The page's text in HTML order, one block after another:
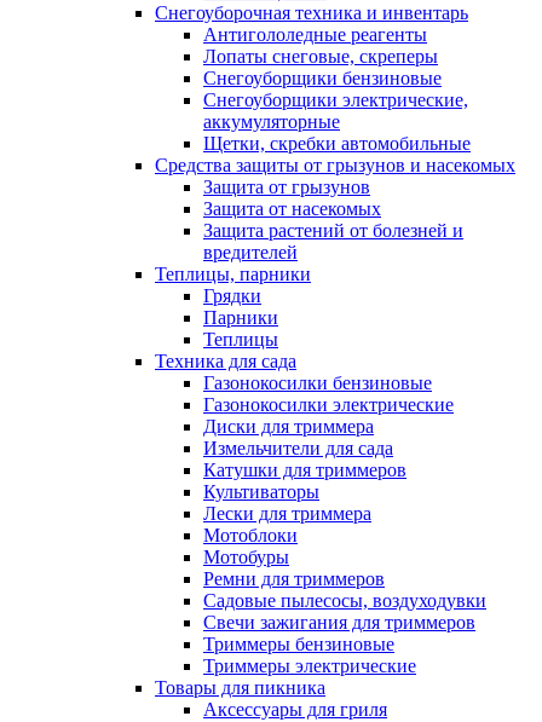
Снегоуборочная техника и инвентарь
Антигололедные реагенты
Лопаты снеговые, скреперы
Снегоуборщики бензиновые
Снегоуборщики электрические,
аккумуляторные
Щетки, скребки автомобильные
Средства защиты от грызунов и насекомых
Защита от грызунов
Защита от насекомых
Защита растений от болезней и
вредителей
Теплицы, парники
Грядки
Парники
Теплицы
Техника для сада
Газонокосилки бензиновые
Газонокосилки электрические
Диски для триммера
Измельчители для сада
Катушки для триммеров
Культиваторы
Лески для триммера
Мотоблоки
Мотобуры
Ремни для триммеров
Садовые пылесосы, воздуходувки
Свечи зажигания для триммеров
Триммеры бензиновые
Триммеры электрические
Товары для пикника
Аксессуары для гриля